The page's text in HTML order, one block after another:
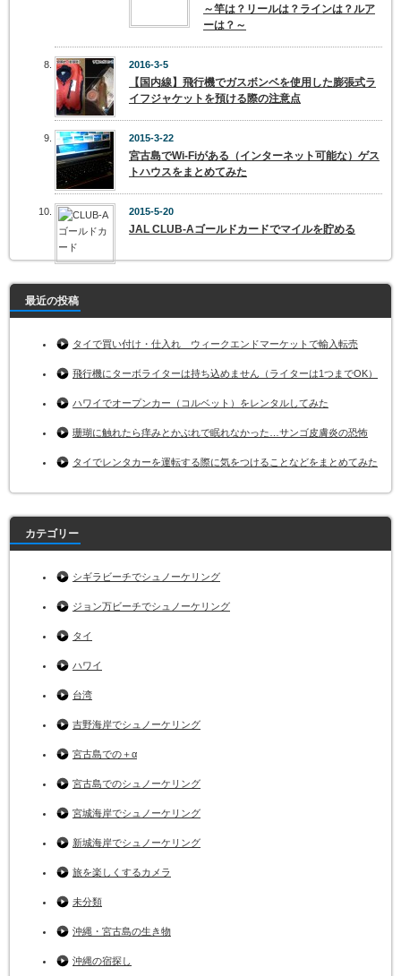
～竿は？リールは？ラインは？ルア
ーは？～
2016-3-5
【国内線】飛行機でガスボンベを使用した膨張式ラ
イフジャケットを預ける際の注意点
2015-3-22
宮古島でWi-Fiがある（インターネット可能な）ゲス
トハウスをまとめてみた
2015-5-20
JAL CLUB-Aゴールドカードでマイルを貯める
最近の投稿
タイで買い付け・仕入れ ウィークエンドマーケットで輸入転売
飛行機にターボライターは持ち込めません（ライターは1つまでOK）
ハワイでオープンカー（コルベット）をレンタルしてみた
珊瑚に触れたら痒みとかぶれで眠れなかった…サンゴ皮膚炎の恐怖
タイでレンタカーを運転する際に気をつけることなどをまとめてみた
カテゴリー
シギラビーチでシュノーケリング
ジョン万ビーチでシュノーケリング
タイ
ハワイ
台湾
吉野海岸でシュノーケリング
宮古島での＋α
宮古島でのシュノーケリング
宮城海岸でシュノーケリング
新城海岸でシュノーケリング
旅を楽しくするカメラ
未分類
沖縄・宮古島の生き物
沖縄の宿探し